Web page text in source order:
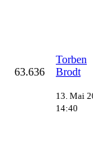
63.636
Torben
Brodt
13. Mai
14:40